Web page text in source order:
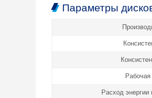
Параметры
Расход энергии